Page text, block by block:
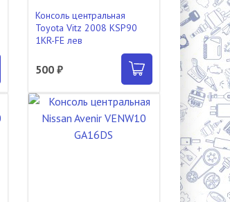
Консоль центральная
Toyota Vitz 2008 KSP90
1KR-FE лев
500 ₽